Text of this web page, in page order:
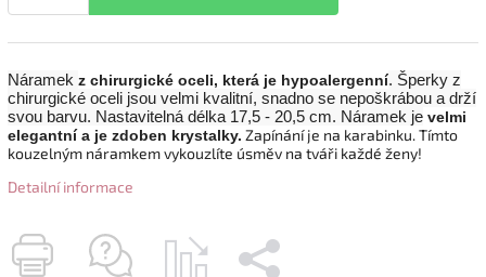
Náramek z chirurgické oceli, která je hypoalergenní. Šperky z
chirurgické oceli jsou velmi kvalitní, snadno se nepoškrábou a drží
svou barvu. Nastavitelná délka 17,5 - 20,5 cm. Náramek je velmi
elegantní a je zdoben krystalky. Zapínání je na karabinku. Tímto
kouzelným náramkem vykouzlíte úsměv na tváři každé ženy!
Detailní informace